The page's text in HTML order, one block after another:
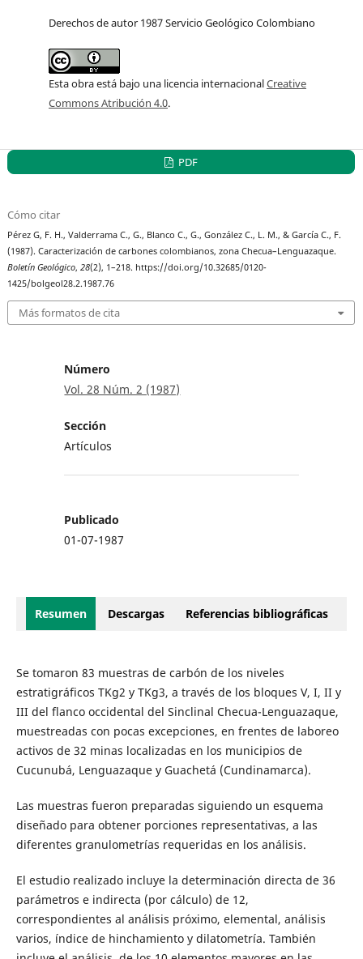
Derechos de autor 1987 Servicio Geológico Colombiano
Esta obra está bajo una licencia internacionalCreative
Commons Atribución 4.0.
PDF
Cómo citar
Pérez G, F. H., Valderrama C., G., Blanco C., G., González C., L. M., & García C., F.
(1987). Caracterización de carbones colombianos, zona Checua–Lenguazaque.
Boletín Geológico,28(2), 1–218. https://doi.org/10.32685/0120-
1425/bolgeol28.2.1987.76
Más formatos de cita
Número
Vol. 28 Núm. 2 (1987)
Sección
Artículos
Publicado
01-07-1987
Resumen Descargas Referencias bibliográficas
Se tomaron 83 muestras de carbón de los niveles
estratigráficos TKg2 y TKg3, a través de los bloques V, I, II y
III del flanco occidental del Sinclinal Checua-Lenguazaque,
muestreadas con pocas excepciones, en frentes de laboreo
activos de 32 minas localizadas en los municipios de
Cucunubá, Lenguazaque y Guachetá (Cundinamarca).
Las muestras fueron preparadas siguiendo un esquema
diseñado para obtener porciones representativas, a las
diferentes granulometrías requeridas en los análisis.
El estudio realizado incluye la determinación directa de 36
parámetros e indirecta (por cálculo) de 12,
correspondientes al análisis próximo, elemental, análisis
varios, índice de hinchamiento y dilatometría. También